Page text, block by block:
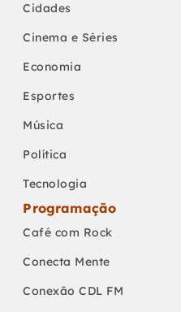
Cidades
Cinema e Séries
Economia
Esportes
Música
Política
Tecnologia
Programação
Café com Rock
Conecta Mente
Conexão CDL FM